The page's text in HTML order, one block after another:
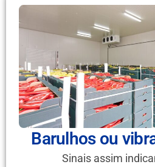
Barulhos ou
Sinais assim